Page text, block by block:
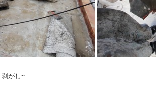
剥がし~